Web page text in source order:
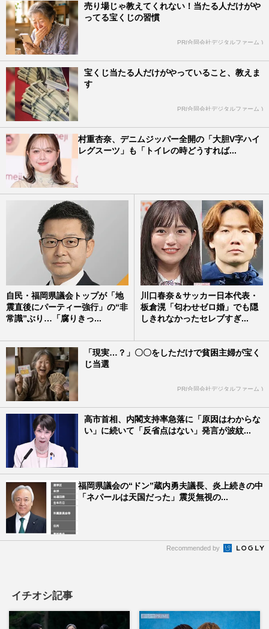
売り場じゃ教えてくれない！当たる人だけがや
ってる宝くじの習慣
PR(合同会社デジタルファーム )
宝くじ当たる人だけがやっていること、教えま
す
PR(合同会社デジタルファーム )
村重杏奈、デニムジッパー全開の「大胆V字ハイ
レグスーツ」も「トイレの時どうすれば...
自民・福岡県議会トップが「地
震直後にパーティー強行」の“非
常識”ぶり…「腐りきっ...
川口春奈＆サッカー日本代表・
板倉滉「匂わせゼロ婚」でも隠
しきれなかったセレブすぎ...
「現実…？」〇〇をしただけで貧困主婦が宝く
じ当選
PR(合同会社デジタルファーム )
高市首相、内閣支持率急落に「原因はわからな
い」に続いて「反省点はない」発言が波紋...
福岡県議会の“ドン”蔵内勇夫議長、炎上続きの中
「ネパールは天国だった」震災無視の...
Recommended by
イチオシ記事